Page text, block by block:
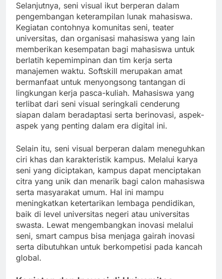
Selanjutnya, seni visual ikut berperan dalam
pengembangan keterampilan lunak mahasiswa.
Kegiatan contohnya komunitas seni, teater
universitas, dan organisasi mahasiswa yang lain
memberikan kesempatan bagi mahasiswa untuk
berlatih kepemimpinan dan tim kerja serta
manajemen waktu. Softskill merupakan amat
bermanfaat untuk menyongsong tantangan di
lingkungan kerja pasca-kuliah. Mahasiswa yang
terlibat dari seni visual seringkali cenderung
siapan dalam beradaptasi serta berinovasi, aspek-
aspek yang penting dalam era digital ini.
Selain itu, seni visual berperan dalam meneguhkan
ciri khas dan karakteristik kampus. Melalui karya
seni yang diciptakan, kampus dapat menciptakan
citra yang unik dan menarik bagi calon mahasiswa
serta masyarakat umum. Hal ini mampu
meningkatkan ketertarikan lembaga pendidikan,
baik di level universitas negeri atau universitas
swasta. Lewat mengembangkan inovasi melalui
seni, smart campus bisa menjaga gairah inovasi
serta dibutuhkan untuk berkompetisi pada kancah
global.